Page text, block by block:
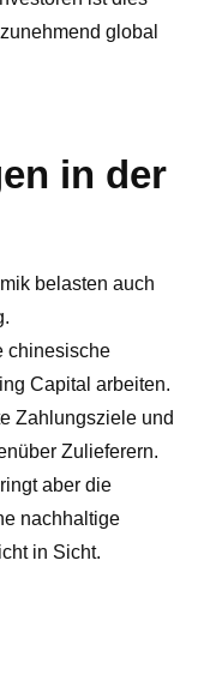
global
in der
belasten auch
chinesische
Capital arbeiten.
Zahlungsziele und
Zulieferern.
aber die
nachhaltige
in Sicht.